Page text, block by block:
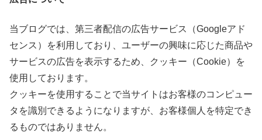
当ブログでは、第三者配信の広告サービス（Googleアド
センス）を利用しており、ユーザーの興味に応じた商品や
サービスの広告を表示するため、クッキー（Cookie）を
使用しております。
クッキーを使用することで当サイトはお客様のコンピュー
タを識別できるようになりますが、お客様個人を特定でき
るものではありません。